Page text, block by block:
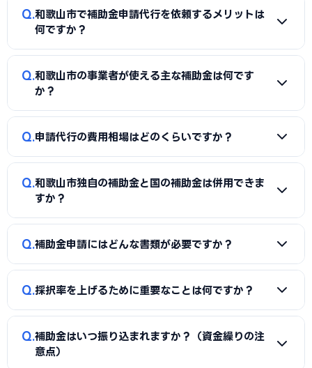
Q 和歌山市で補助金申請代行を依頼するメリットは
何ですか？
A
補助金は事業計画書の完成度で採択率が大きく変わりま
す。申請代行を使うことで、加点項目を押さえた計画書の作
択後の実績報告まで一貫してサポートを受けられます。本業に
集中しながら採択の可能性を高められる点が最大のメリット
Q 和歌山市の事業者が使える主な補助金は何です
か？
A
国の「ものづくり補助金」「IT導入補助金」「小規模事
投資補助金」に加え、和歌山市独自の補助金・助成金が活用
できます。詳しくは本記事の「和歌山市独自の補助金制度」
「国の主要補助金」の各セクションをご覧ください。
Q 申請代行の費用相場はどのくらいですか？
A
一般的に「着手金（無料〜数万円）＋成功報酬（採択額
の10〜15%程度）」の体系が多く、完全成功報酬型の事務所
約前に見積もりと報酬条件を必ず確認しましょう。当サイト
では和歌山市に対応した実績豊富な専門家を無料でご紹介し
Q 和歌山市独自の補助金と国の補助金は併用できま
すか？
A
同一経費への重複申請はできませんが、対象経費を「設備
金）」のように分けることで、異なる経費項目について両方
を活用できるケースがあります。経費按分の計画は事前に専門
Q 補助金申請にはどんな書類が必要ですか？
A
一般的に、事業計画書、見積書、決算書（直近2期分）、
類（賃上げ表明・事業継続力強化計画の認定等）も求められ
ます。申請代行ではこれらの書類整備と不備チェックを代行
し、差し戻しによる遅延を防ぎます。
Q 採択率を上げるために重要なことは何ですか？
A
①公募要領の加点項目を漏れなく満たすこと、②課題・解
決策・効果を定量的（数値）で示すこと、③事業の革新性と
Q 補助金はいつ振り込まれますか？（資金繰りの注
意点）